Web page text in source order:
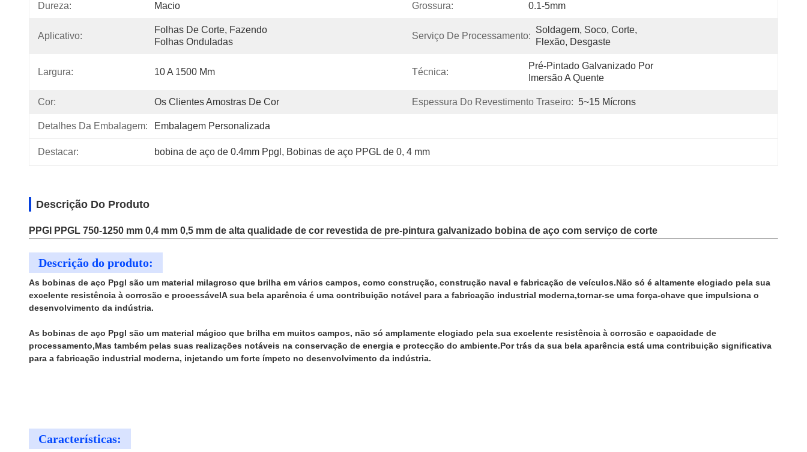
Dureza: Macio Grossura: 0.1-5mm
Aplicativo:
Folhas De Corte, Fazendo
Folhas Onduladas
Serviço De Processamento:
Soldagem, Soco, Corte,
Flexão, Desgaste
Largura: 10 A 1500 Mm Técnica:
Pré-Pintado Galvanizado Por
Imersão A Quente
Cor: Os Clientes Amostras De Cor Espessura Do Revestimento Traseiro: 5~15 Mícrons
Detalhes Da Embalagem: Embalagem Personalizada
Destacar: bobina de aço de 0.4mm Ppgl , Bobinas de aço PPGL de 0, 4 mm
Descrição Do Produto
PPGI PPGL 750-1250 mm 0,4 mm 0,5 mm de alta qualidade de cor revestida de pre-pintura galvanizado bobina de aço com serviço de corte
Descrição do produto:
As bobinas de aço Ppgl são um material milagroso que brilha em vários campos, como construção, construção naval e fabricação de veículos.Não só é altamente elogiado pela sua
excelente resistência à corrosão e processávelA sua bela aparência é uma contribuição notável para a fabricação industrial moderna,tornar-se uma força-chave que impulsiona o
desenvolvimento da indústria.
As bobinas de aço Ppgl são um material mágico que brilha em muitos campos, não só amplamente elogiado pela sua excelente resistência à corrosão e capacidade de
processamento,Mas também pelas suas realizações notáveis na conservação de energia e protecção do ambiente.Por trás da sua bela aparência está uma contribuição significativa
para a fabricação industrial moderna, injetando um forte ímpeto no desenvolvimento da indústria.
Características: